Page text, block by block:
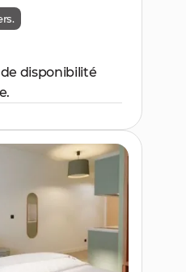
disponibilité